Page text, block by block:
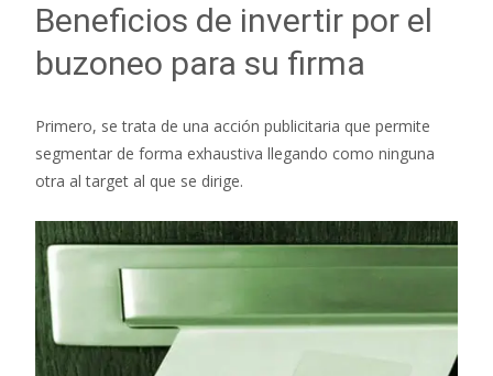
Beneficios de invertir por el
buzoneo para su firma
Primero, se trata de una acción publicitaria que permite
segmentar de forma exhaustiva llegando como ninguna
otra al target al que se dirige.